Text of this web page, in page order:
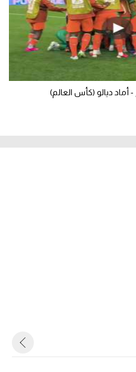
ديالو (كأس العالم)